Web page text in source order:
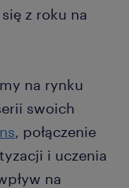
z roku na
na rynku
swoich
, połączenie
i uczenia
na